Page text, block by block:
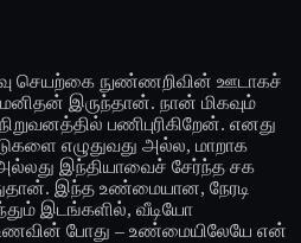
செயற்கை நுண்ணறிவின் ஊடாகச்
இருந்தான். நான் மிகவும்
பணிபுரிகிறேன். எனது
எழுதுவது அல்ல, மாறாக
இந்தியாவைச் சேர்ந்த சக
இந்த உண்மையான, நேரடி
இடங்களில், வீடியோ
உணவின் போது – உண்மையிலேயே என்